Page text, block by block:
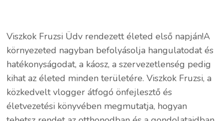
Viszkok Fruzsi Üdv rendezett életed első napján!A
környezeted nagyban befolyásolja hangulatodat és
hatékonyságodat, a káosz, a szervezetlenség pedig
kihat az életed minden területére. Viszkok Fruzsi, a
közkedvelt vlogger átfogó önfejlesztő és
életvezetési könyvében megmutatja, hogyan